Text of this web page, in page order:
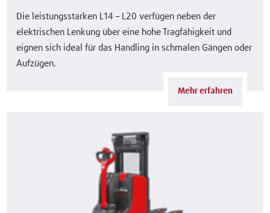
Die leistungsstarken L14 – L20 verfügen neben der
elektrischen Lenkung über eine hohe Tragfähigkeit und
eignen sich ideal für das Handling in schmalen Gängen oder
Aufzügen.
Mehr erfahren